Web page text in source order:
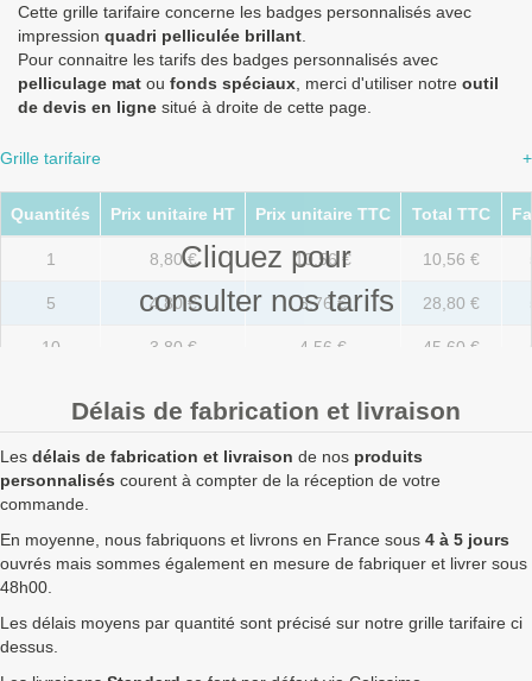
Cette grille tarifaire concerne les badges personnalisés avec
impression quadri pelliculée brillant
Pour connaitre les tarifs des badges personnalisés avec
pelliculage mat ou fonds spéciaux , merci d'utiliser notre outil
de devis en ligne situé à droite de cette page.
Grille tarifaire +
Cliquez pour
consulter nos tarifs
Quantités Prix unitaire HT Prix unitaire TTC Total TTC
1 8,80 € 10,56 € 10,56 €
5 4,80 € 5,76 € 28,80 €
10 3,80 € 4,56 € 45,60 €
100 1,60 € 1,92 € 192,00 €
500 1,37 € 1,64 € 822,00 €
1000
Délais de fabrication et livraison
Les délais de fabrication et livraison de nos produits
personnalisés courent à compter de la réception de votre
commande.
En moyenne, nous fabriquons et livrons en France sous 4 à 5 jours
ouvrés mais sommes également en mesure de fabriquer et livrer sous
48h00.
Les délais moyens par quantité sont précisé sur notre grille tarifaire ci
dessus.